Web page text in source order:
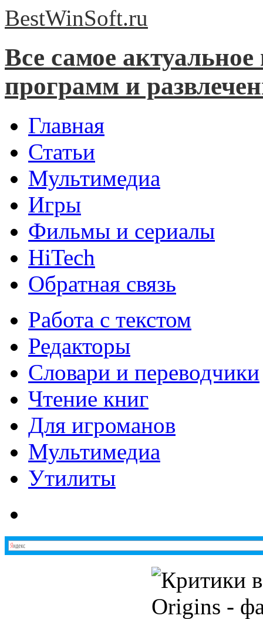
BestWinSoft.ru
Все самое
программ и
Главная
Статьи
Мультимедиа
Игры
Фильмы и сериалы
HiTech
Обратная связь
Работа с текстом
Редакторы
Словари и переводчики
Чтение книг
Для игроманов
Мультимедиа
Утилиты